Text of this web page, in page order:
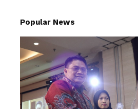
Popular News